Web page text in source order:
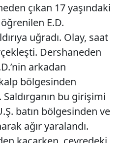
çıkan 17 yaşındaki
E.D.
uğradı. Olay, saat
Dershaneden
arkadan
bölgesinden
bu girişimi
batın bölgesinden ve
ağır yaralandı.